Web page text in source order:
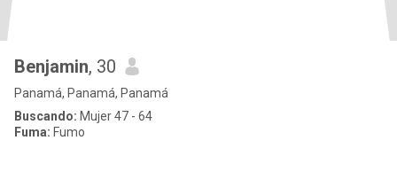
Benjamin, 30
Panamá, Panamá, Panamá
Buscando: Mujer 47 - 64
Fuma: Fumo